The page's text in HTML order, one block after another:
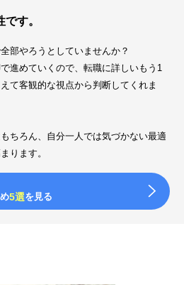
す。
部やろうとしていませんか？
進めていくので、転職に詳しいもう1
て客観的な視点から判断してくれま
ちろん、自分一人では気づかない最適
ります。
5選を見る